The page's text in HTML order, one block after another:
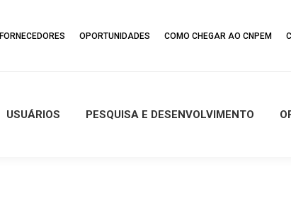
FORNECEDORES OPORTUNIDADES COMO CHEGAR AO CNPEM
USUÁRIOS PESQUISA E DESENVOLVIMENTO